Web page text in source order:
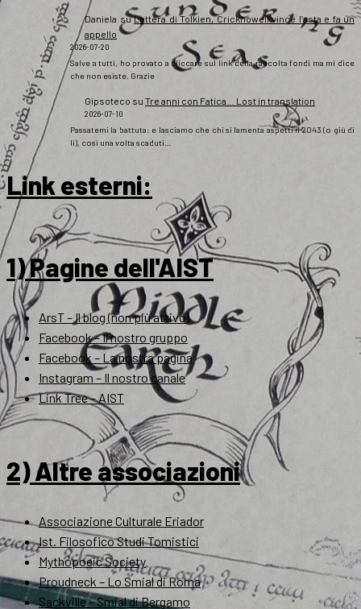
Daniela suLettera di Tolkien, Crickhowell vince l’asta e fa un
appello
2026-07-20
Salve a tutti, ho provato a cliccare sul link della raccolta fondi ma mi dice
che non esiste. Grazie
Gipsoteco su Tre anni con Fatica… Lost in translation
2026-07-10
Passatemi la battuta: e lasciamo che chi si lamenta aspetti il 2043 (o giù di
lì), così una volta scaduti…
Link esterni:
1) Pagine dell'AIST
ArsT – Il blog (non più attivo)
Facebook – Il nostro gruppo
Facebook – La nostra pagina
Instagram – Il nostro canale
Link Tree – AIST
2) Altre associazioni
Associazione Culturale Eriador
Ist. Filosofico Studi Tomistici
Mythopoeic Society
Proudneck – Lo Smial di Roma
Sackville – Smial di Bergamo